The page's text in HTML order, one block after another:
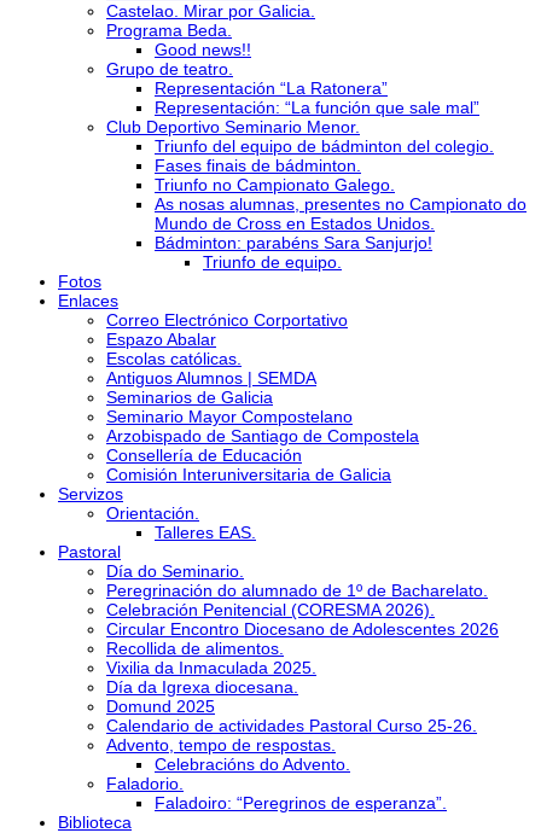
Castelao. Mirar por Galicia.
Programa Beda.
Good news!!
Grupo de teatro.
Representación “La Ratonera”
Representación: “La función que sale mal”
Club Deportivo Seminario Menor.
Triunfo del equipo de bádminton del colegio.
Fases finais de bádminton.
Triunfo no Campionato Galego.
As nosas alumnas, presentes no Campionato do
Mundo de Cross en Estados Unidos.
Bádminton: parabéns Sara Sanjurjo!
Triunfo de equipo.
Fotos
Enlaces
Correo Electrónico Corportativo
Espazo Abalar
Escolas católicas.
Antiguos Alumnos | SEMDA
Seminarios de Galicia
Seminario Mayor Compostelano
Arzobispado de Santiago de Compostela
Consellería de Educación
Comisión Interuniversitaria de Galicia
Servizos
Orientación.
Talleres EAS.
Pastoral
Día do Seminario.
Peregrinación do alumnado de 1º de Bacharelato.
Celebración Penitencial (CORESMA 2026).
Circular Encontro Diocesano de Adolescentes 2026
Recollida de alimentos.
Vixilia da Inmaculada 2025.
Día da Igrexa diocesana.
Domund 2025
Calendario de actividades Pastoral Curso 25-26.
Advento, tempo de respostas.
Celebracións do Advento.
Faladorio.
Faladoiro: “Peregrinos de esperanza”.
Biblioteca